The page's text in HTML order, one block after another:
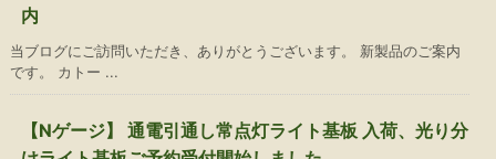
内
当ブログにご訪問いただき、ありがとうございます。 新製品のご案内
です。 カトー ...
【Nゲージ】 通電引通し常点灯ライト基板 入荷、光り分